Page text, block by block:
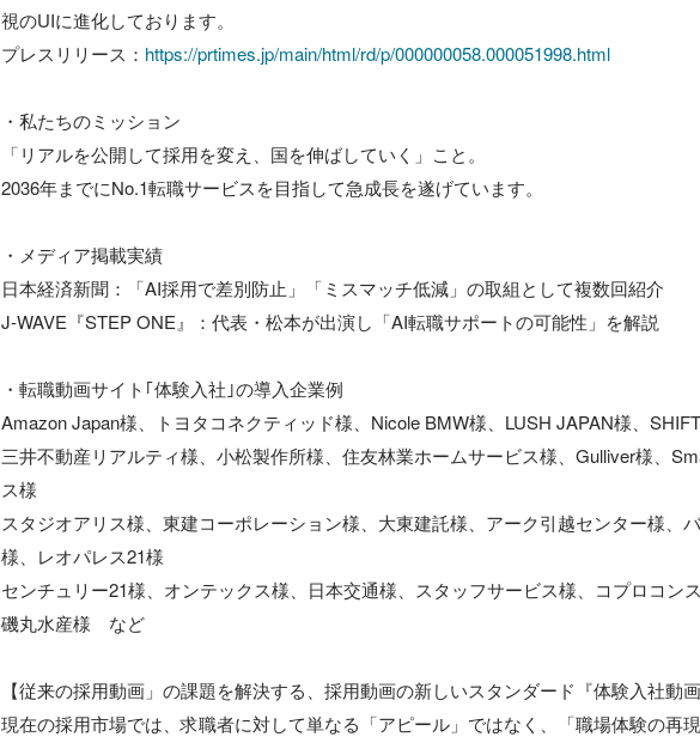
視のUIに進化しております。
プレスリリース： https://prtimes.jp/main/html/rd/p/000000058.000051998.html
・私たちのミッション
「リアルを公開して採用を変え、国を伸ばしていく」こと。
2036年までにNo.1転職サービスを目指して急成長を遂げています。
・メディア掲載実績
日本経済新聞：「AI採用で差別防止」「ミスマッチ低減」の取組として複数回紹介
J-WAVE『STEP ONE』：代表・松本が出演し「AI転職サポートの可能性」を解説
・転職動画サイト｢体験入社｣の導入企業例
Amazon Japan様、トヨタコネクティッド様、Nicole BMW様、LUSH JAPAN様、
三井不動産リアルティ様、小松製作所様、住友林業ホームサービス様、Gulliver様、
ス様
スタジオアリス様、東建コーポレーション様、大東建託様、アーク引越センター様、
様、レオパレス21様
センチュリー21様、オンテックス様、日本交通様、スタッフサービス様、コプロコンス
磯丸水産様　など
【従来の採用動画」の課題を解決する、採用動画の新しいスタンダード『体験入社動画
現在の採用市場では、求職者に対して単なる「アピール」ではなく、「職場体験の再